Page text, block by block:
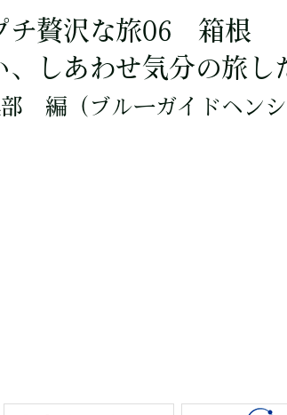
チ贅沢な旅06 箱根
、しあわせ気分の旅し
編 （ブルーガイドヘン